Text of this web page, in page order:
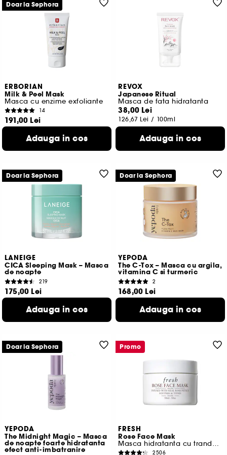
ERBORIAN
Milk & Peel Mask
Masca cu enzime exfoliante
14
191,00 Lei
318,33 Lei
Adauga in cos
Doar la Sephora
REVOX
Japanese Ritual
Masca de fata hidratanta
38,00 Lei
126,67 Lei / 100ml
Adauga in cos
LANEIGE
CICA Sleeping Mask – Masca
de noapte
219
175,00 Lei
291,67 Lei
Adauga in cos
Doar la Sephora
YEPODA
The C-Tox – Masca cu argila,
vitamina C si turmeric
2
168,00 Lei
210,00 Lei
Adauga in cos
Doar la Sephora
YEPODA
The Midnight Magic – Masca
de noapte foarte hidratanta
efect anti-imbatranire
Doar la Sephora
FRESH
Rose Face Mask
Masca hidratanta cu trandafir pentru fata
2506
Promo